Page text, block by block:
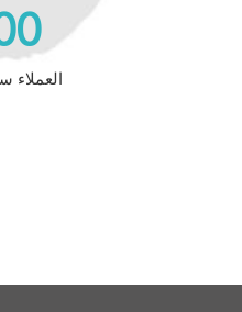
100 ٪